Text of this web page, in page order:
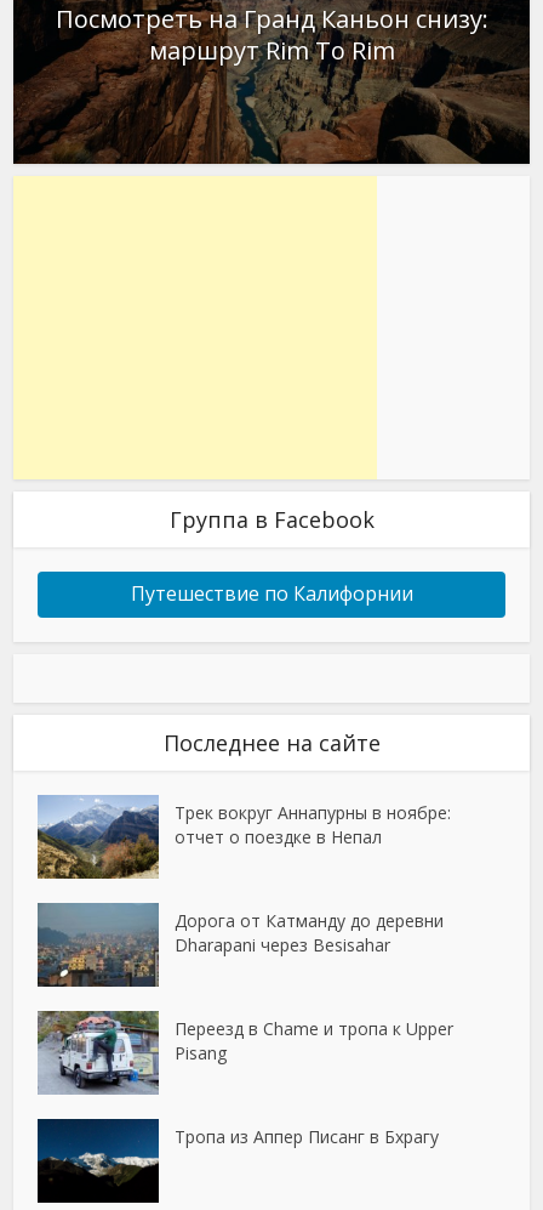
Посмотреть на Гранд Каньон снизу:
маршрут Rim To Rim
Группа в Facebook
Путешествие по Калифорнии
Последнее на сайте
Трек вокруг Аннапурны в ноябре:
отчет о поездке в Непал
Дорога от Катманду до деревни
Dharapani через Besisahar
Переезд в Chame и тропа к Upper
Pisang
Тропа из Аппер Писанг в Бхрагу